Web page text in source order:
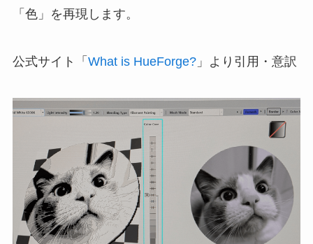
「色」を再現します。
公式サイト「 What is HueForge?」より引用・意訳